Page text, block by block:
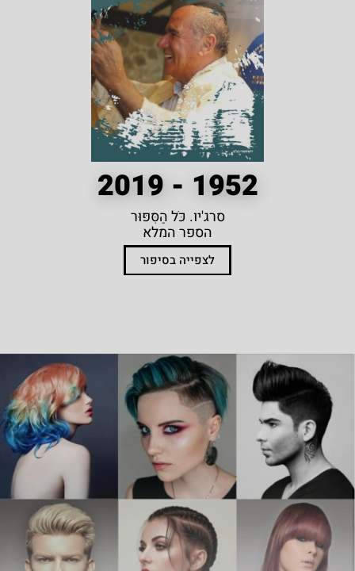
1952 - 2019
סרג'יו. כֹּל הַסִּפּוּר
הספר המלא
לצפייה בסיפור